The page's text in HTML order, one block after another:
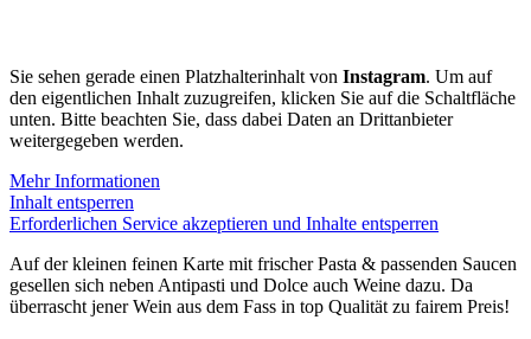
Sie sehen gerade einen Platzhalterinhalt von Instagram. Um auf
den eigentlichen Inhalt zuzugreifen, klicken Sie auf die Schaltfläche
unten. Bitte beachten Sie, dass dabei Daten an Drittanbieter
weitergegeben werden.
Mehr Informationen
Inhalt entsperren
Erforderlichen Service akzeptieren und Inhalte entsperren
Auf der kleinen feinen Karte mit frischer Pasta & passenden Saucen
gesellen sich neben Antipasti und Dolce auch Weine dazu. Da
überrascht jener Wein aus dem Fass in top Qualität zu fairem Preis!